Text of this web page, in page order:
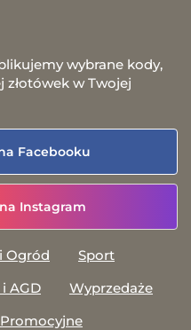
wybrane kody,
w Twojej
Facebooku
Instagram
Ogród
Sport
AGD
Wyprzedaże